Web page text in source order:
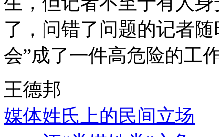
了，问错了问题的记者
会”成了一件高危险的工
王德邦
媒体姓氏上的民间立场